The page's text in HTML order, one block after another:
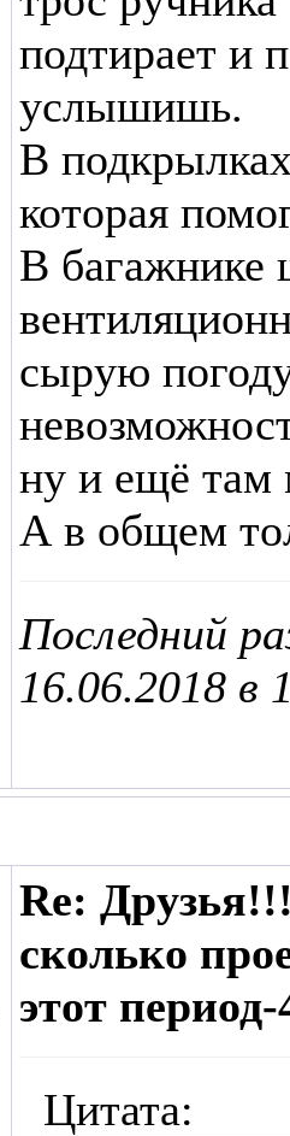
подтирает и
услышишь.
В
которая
В багажнике
сырую
ну и ещё там
А в общем
Последний
16.06.2018 в
Re:
сколько
этот период-
Цитата: